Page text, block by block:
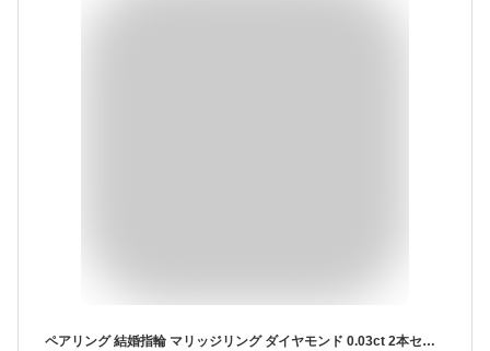
ペアリング 結婚指輪 マリッジリング ダイヤモンド 0.03ct 2本セット 10金 10k k10 イエローゴールド ピンクゴールド ホワイトゴールド 指輪 無垢 刻印 可能 メンズ レディース ジュエリー アクセサリー プレゼント ギフト 人気 おすすめ 送料無料